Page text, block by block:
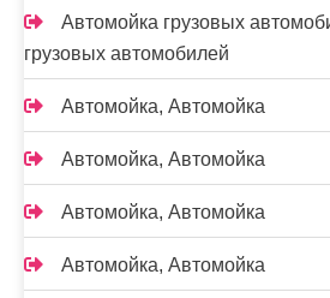
Автомойка грузовых
грузовых автомобилей
Автомойка, Автомойка
Автомойка, Автомойка
Автомойка, Автомойка
Автомойка, Автомойка